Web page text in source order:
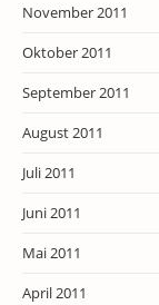
November 2011
Oktober 2011
September 2011
August 2011
Juli 2011
Juni 2011
Mai 2011
April 2011